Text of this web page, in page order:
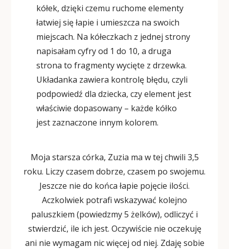
kółek, dzięki czemu ruchome elementy
łatwiej się łapie i umieszcza na swoich
miejscach. Na kółeczkach z jednej strony
napisałam cyfry od 1 do 10, a druga
strona to fragmenty wycięte z drzewka.
Układanka zawiera kontrolę błędu, czyli
podpowiedź dla dziecka, czy element jest
właściwie dopasowany – każde kółko
jest zaznaczone innym kolorem.
Moja starsza córka, Zuzia ma w tej chwili 3,5
roku. Liczy czasem dobrze, czasem po swojemu.
Jeszcze nie do końca łapie pojęcie ilości.
Aczkolwiek potrafi wskazywać kolejno
paluszkiem (powiedzmy 5 żelków), odliczyć i
stwierdzić, ile ich jest. Oczywiście nie oczekuję
ani nie wymagam nic więcej od niej. Zdaję sobie